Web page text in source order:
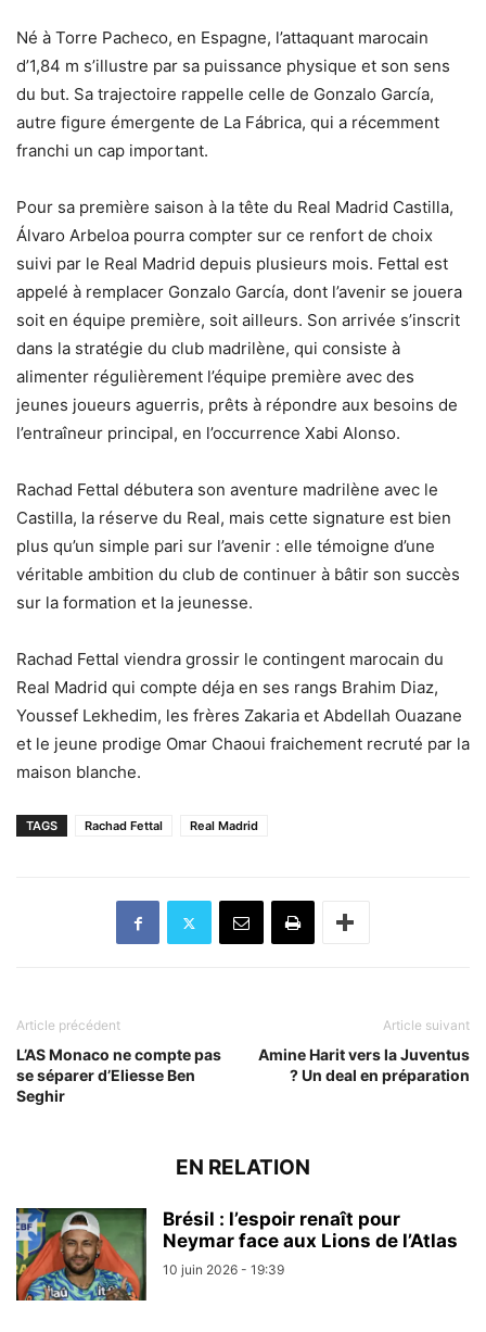
Né à Torre Pacheco, en Espagne, l’attaquant marocain
d’1,84 m s’illustre par sa puissance physique et son sens
du but. Sa trajectoire rappelle celle de Gonzalo García,
autre figure émergente de La Fábrica, qui a récemment
franchi un cap important.
Pour sa première saison à la tête du Real Madrid Castilla,
Álvaro Arbeloa pourra compter sur ce renfort de choix
suivi par le Real Madrid depuis plusieurs mois. Fettal est
appelé à remplacer Gonzalo García, dont l’avenir se jouera
soit en équipe première, soit ailleurs. Son arrivée s’inscrit
dans la stratégie du club madrilène, qui consiste à
alimenter régulièrement l’équipe première avec des
jeunes joueurs aguerris, prêts à répondre aux besoins de
l’entraîneur principal, en l’occurrence Xabi Alonso.
Rachad Fettal débutera son aventure madrilène avec le
Castilla, la réserve du Real, mais cette signature est bien
plus qu’un simple pari sur l’avenir : elle témoigne d’une
véritable ambition du club de continuer à bâtir son succès
sur la formation et la jeunesse.
Rachad Fettal viendra grossir le contingent marocain du
Real Madrid qui compte déja en ses rangs Brahim Diaz,
Youssef Lekhedim, les frères Zakaria et Abdellah Ouazane
et le jeune prodige Omar Chaoui fraichement recruté par la
maison blanche.
TAGS Rachad Fettal Real Madrid
Article précédent
L’AS Monaco ne compte pas
se séparer d’Eliesse Ben
Seghir
Article suivant
Amine Harit vers la Juventus
? Un deal en préparation
EN RELATION
Brésil : l’espoir renaît pour
Neymar face aux Lions de l’Atlas
10 juin 2026 - 19:39